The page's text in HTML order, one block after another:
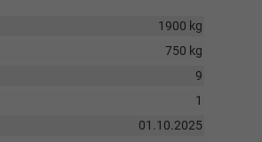
1900 kg
750 kg
9
1
01.10.2025